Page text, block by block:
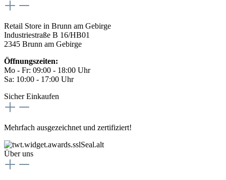
Retail Store in Brunn am Gebirge
Industriestraße B 16/HB01
2345 Brunn am Gebirge
Öffnungszeiten:
Mo - Fr: 09:00 - 18:00 Uhr
Sa: 10:00 - 17:00 Uhr
Sicher Einkaufen
Mehrfach ausgezeichnet und zertifiziert!
Über uns